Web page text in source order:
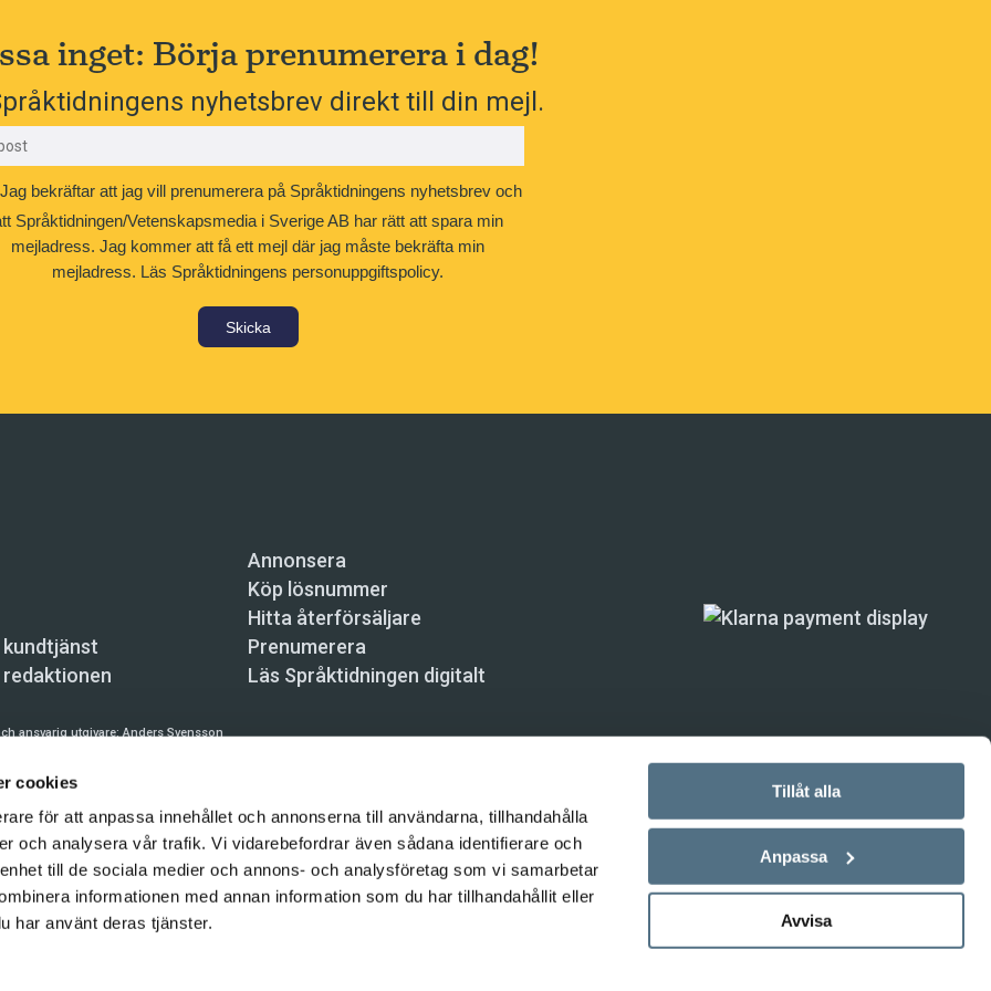
cookies
för att anpassa innehållet och annonserna till användarna, tillhandahålla
och analysera vår trafik. Vi vidarebefordrar även sådana identifierare och
till de sociala medier och annons- och analysföretag som vi samarbetar
informationen med annan information som du har tillhandahållit eller
har använt deras tjänster.
Tillåt alla
Anpassa
Avvisa
inget: Börja prenumerera i dag!
nyhetsbrev direkt till din mejl.
Jag bekräftar att jag vill prenumerera på Språktidningens nyhetsbrev och
Språktidningen/Vetenskapsmedia i Sverige AB har rätt att spara min
mejladress. Jag kommer att få ett mejl där jag måste bekräfta min
mejladress. Läs Språktidningens personuppgiftspolicy.
Skicka
Annonsera
Köp lösnummer
Hitta återförsäljare
Prenumerera
Läs Språktidningen digitalt
ansvarig utgivare:Anders Svensson
prenumeration: 08-121 062 34 (vardagar 8–17), kundtjanst@spraktidningen.se
automatiska tjänster och maskinläsbara metoder (robotar, spiders, indexering och liknande) är inte
på denna webbplats är upphovsrättsligt skyddat.
och Vetenskapsmedia i Sverige AB 2026